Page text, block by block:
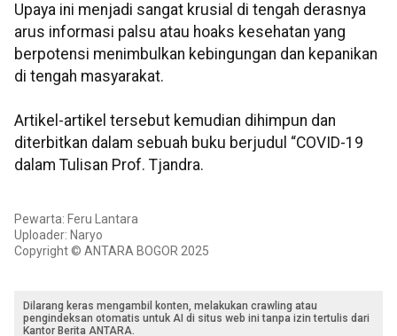
Upaya ini menjadi sangat krusial di tengah derasnya
arus informasi palsu atau hoaks kesehatan yang
berpotensi menimbulkan kebingungan dan kepanikan
di tengah masyarakat.
Artikel-artikel tersebut kemudian dihimpun dan
diterbitkan dalam sebuah buku berjudul “COVID-19
dalam Tulisan Prof. Tjandra.
Pewarta: Feru Lantara
Uploader: Naryo
Copyright © ANTARA BOGOR 2025
Dilarang keras mengambil konten, melakukan crawling atau
pengindeksan otomatis untuk AI di situs web ini tanpa izin tertulis dari
Kantor Berita ANTARA.